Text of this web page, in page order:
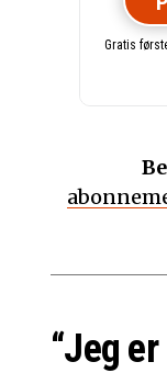
Gratis
“Jeg